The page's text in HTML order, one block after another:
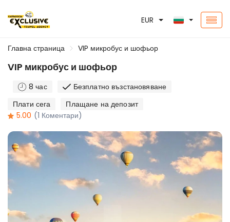
EUR
Главна страница VIP микробус и шофьор
VIP микробус и шофьор
8 час
Безплатно възстановяване
Плати сега
Плащане на депозит
5.00 (1 Коментари)